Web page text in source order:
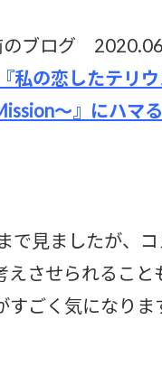
のブログ
私の恋したテリ
〜』にハマる
で見ましたが、
えさせられること
すごく気になりま